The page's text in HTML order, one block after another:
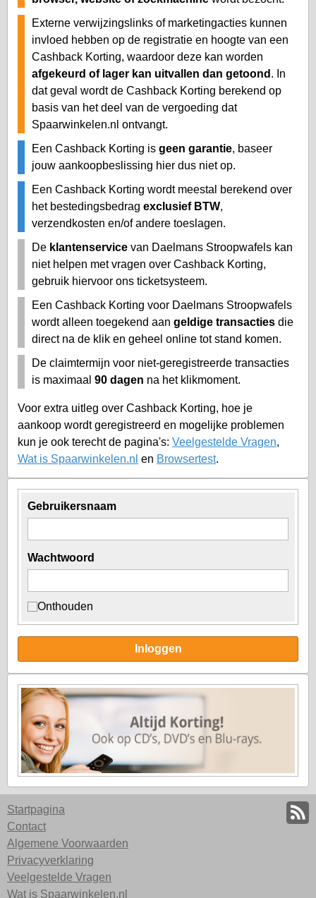
Gebruikersnaam
Wachtwoord
Onthouden
Inloggen
Externe verwijzingslinks of marketingacties kunnen
invloed hebben op de registratie en hoogte van een
Cashback Korting, waardoor deze kan worden
afgekeurd of lager kan uitvallen dan getoond . In
dat geval wordt de Cashback Korting berekend op
basis van het deel van de vergoeding dat
Spaarwinkelen.nl ontvangt.
Een Cashback Korting is geen garantie, baseer
jouw aankoopbeslissing hier dus niet op.
Een Cashback Korting wordt meestal berekend over
het bestedingsbedrag exclusief BTW,
verzendkosten en/of andere toeslagen.
De klantenservice van Daelmans Stroopwafels kan
niet helpen met vragen over Cashback Korting,
gebruik hiervoor ons ticketsysteem.
Een Cashback Korting voor Daelmans Stroopwafels
wordt alleen toegekend aan geldige transacties die
direct na de klik en geheel online tot stand komen.
De claimtermijn voor niet-geregistreerde transacties
is maximaal 90 dagen na het klikmoment.
Voor extra uitleg over Cashback Korting, hoe je
aankoop wordt geregistreerd en mogelijke problemen
kun je ook terecht de pagina's: Veelgestelde Vragen,
Wat is Spaarwinkelen.nl en Browsertest.
Startpagina
Contact
Algemene Voorwaarden
Privacyverklaring
Veelgestelde Vragen
Wat is Spaarwinkelen.nl